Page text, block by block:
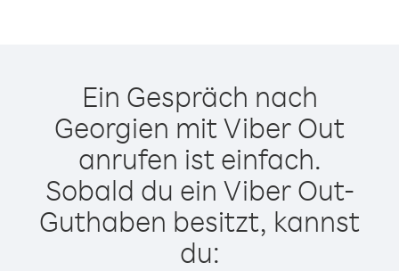
Ein Gespräch nach
Georgien mit Viber Out
anrufen ist einfach.
Sobald du ein Viber Out-
Guthaben besitzt, kannst
du: